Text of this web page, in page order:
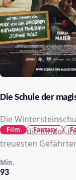
Die Schule der
Die
finden die Kinder
treuesten
93
Min.
Film Fantasy